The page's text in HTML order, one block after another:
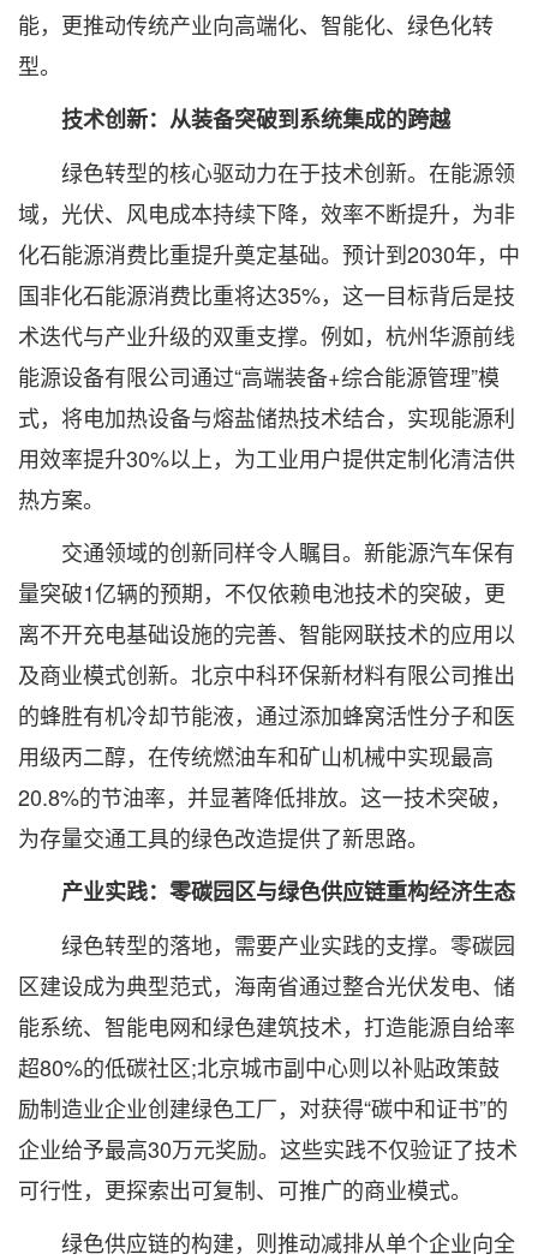
能，更推动传统产业向高端化、智能化、绿色化转
型。
技术创新：从装备突破到系统集成的跨越
绿色转型的核心驱动力在于技术创新。在能源领
域，光伏、风电成本持续下降，效率不断提升，为非
化石能源消费比重提升奠定基础。预计到2030年，中
国非化石能源消费比重将达35%，这一目标背后是技
术迭代与产业升级的双重支撑。例如，杭州华源前线
能源设备有限公司通过“高端装备+综合能源管理”模
式，将电加热设备与熔盐储热技术结合，实现能源利
用效率提升30%以上，为工业用户提供定制化清洁供
热方案。
交通领域的创新同样令人瞩目。新能源汽车保有
量突破1亿辆的预期，不仅依赖电池技术的突破，更
离不开充电基础设施的完善、智能网联技术的应用以
及商业模式创新。北京中科环保新材料有限公司推出
的蜂胜有机冷却节能液，通过添加蜂窝活性分子和医
用级丙二醇，在传统燃油车和矿山机械中实现最高
20.8%的节油率，并显著降低排放。这一技术突破，
为存量交通工具的绿色改造提供了新思路。
产业实践：零碳园区与绿色供应链重构经济生态
绿色转型的落地，需要产业实践的支撑。零碳园
区建设成为典型范式，海南省通过整合光伏发电、储
能系统、智能电网和绿色建筑技术，打造能源自给率
超80%的低碳社区;北京城市副中心则以补贴政策鼓
励制造业企业创建绿色工厂，对获得“碳中和证书”的
企业给予最高30万元奖励。这些实践不仅验证了技术
可行性，更探索出可复制、可推广的商业模式。
绿色供应链的构建，则推动减排从单个企业向全